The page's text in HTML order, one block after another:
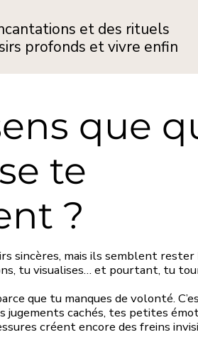
et des rituels
profonds et vivre enfin
que
te
?
sincères, mais ils semblent
tu visualises… et pourtant, tu
que tu manques de volonté.
jugements cachés, tes petites
créent encore des freins